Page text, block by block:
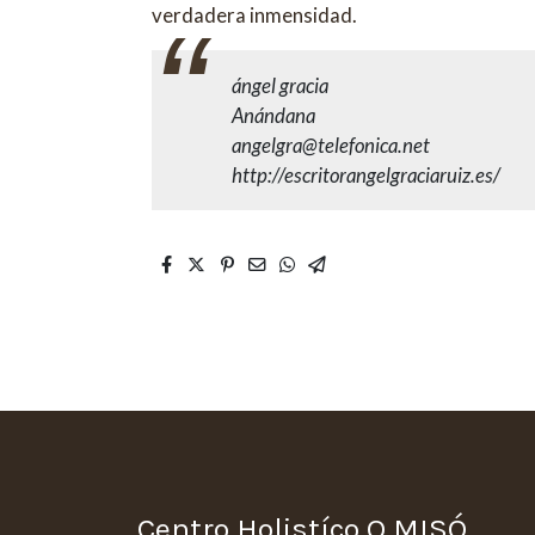
verdadera inmensidad.
ángel gracia
Anándana
angelgra@telefonica.net
http://escritorangelgraciaruiz.es/